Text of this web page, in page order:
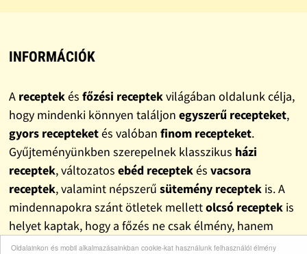
Oldalainkon és mobil alkalmazásainkban cookie-kat használunk felhasználói élmény
INFORMÁCIÓK
A receptekés főzési receptekvilágában oldalunk célja,
hogy mindenki könnyen találjon egyszerű recepteket,
gyors recepteketés valóban finom recepteket.
Gyűjteményünkben szerepelnek klasszikus házi
receptek, változatos ebéd receptekés vacsora
receptek, valamint népszerű sütemény receptekis. A
mindennapokra szánt ötletek mellettolcsó receptekis
helyet kaptak, hogy a főzés ne csak élmény, hanem
pénztárcabarát megoldás is legyen.